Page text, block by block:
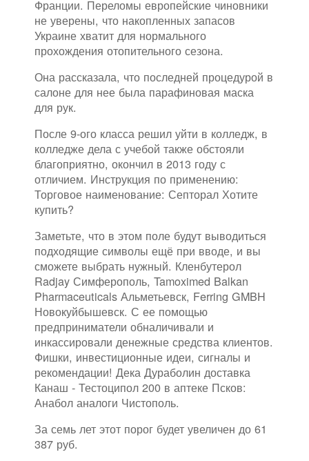
Франции. Переломы европейские чиновники
не уверены, что накопленных запасов
Украине хватит для нормального
прохождения отопительного сезона.
Она рассказала, что последней процедурой в
салоне для нее была парафиновая маска
для рук.
После 9-ого класса решил уйти в колледж, в
колледже дела с учебой также обстояли
благоприятно, окончил в 2013 году с
отличием. Инструкция по применению:
Торговое наименование: Септорал Хотите
купить?
Заметьте, что в этом поле будут выводиться
подходящие символы ещё при вводе, и вы
сможете выбрать нужный. Кленбутерол
Radjay Симферополь, Tamoximed Balkan
Pharmaceuticals Альметьевск, Ferring GMBH
Новокуйбышевск. С ее помощью
предприниматели обналичивали и
инкассировали денежные средства клиентов.
Фишки, инвестиционные идеи, сигналы и
рекомендации! Дека Дураболин доставка
Канаш - Тестоципол 200 в аптеке Псков:
Анабол аналоги Чистополь.
За семь лет этот порог будет увеличен до 61
387 руб.